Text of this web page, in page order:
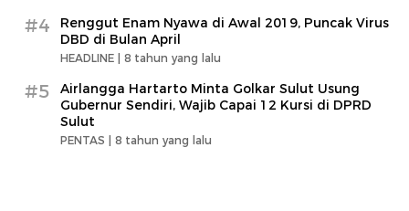
#4
Renggut Enam Nyawa di Awal 2019, Puncak Virus
DBD di Bulan April
HEADLINE | 8 tahun yang lalu
#5
Airlangga Hartarto Minta Golkar Sulut Usung
Gubernur Sendiri, Wajib Capai 12 Kursi di DPRD
Sulut
PENTAS | 8 tahun yang lalu